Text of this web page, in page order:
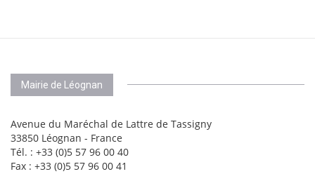
Mairie de Léognan
Avenue du Maréchal de Lattre de Tassigny
33850 Léognan - France
Tél. : +33 (0)5 57 96 00 40
Fax : +33 (0)5 57 96 00 41